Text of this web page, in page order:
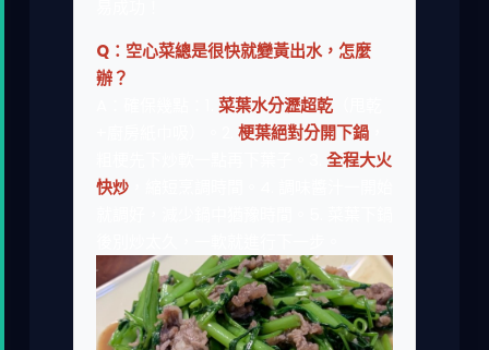
Q：空心菜總是很快就變黃出水，怎麼
辦？
菜葉水分瀝超乾（甩乾
梗葉絕對分開下鍋，
全程大火
快炒，縮短烹調時間。4. 調味醬汁一開始